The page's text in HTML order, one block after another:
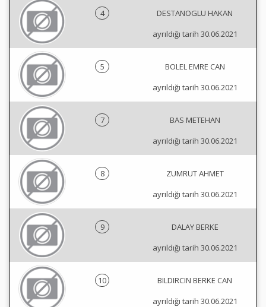
4
DESTANOGLU HAKAN
ayrıldığı tarih 30.06.2021
5
BOLEL EMRE CAN
ayrıldığı tarih 30.06.2021
7
BAS METEHAN
ayrıldığı tarih 30.06.2021
8
ZUMRUT AHMET
ayrıldığı tarih 30.06.2021
9
DALAY BERKE
ayrıldığı tarih 30.06.2021
10
BILDIRCIN BERKE CAN
ayrıldığı tarih 30.06.2021